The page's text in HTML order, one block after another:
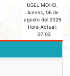
UGEL MOHO,
Jueves, 06 de
agosto del 2026
Hora Actual:
07 03